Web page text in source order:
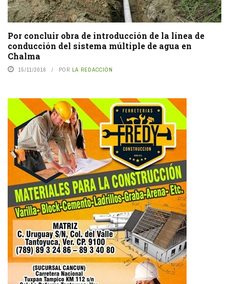
Por concluir obra de introducción de la línea de
conducción del sistema múltiple de agua en
Chalma
15/11/2016 POR LA REDACCIÓN